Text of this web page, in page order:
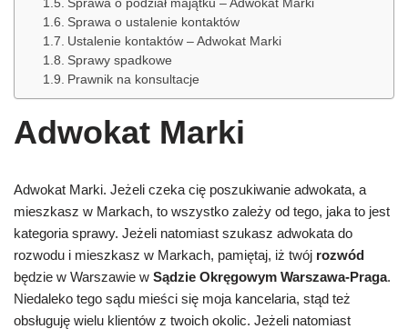
Sprawa o podział majątku – Adwokat Marki
Sprawa o ustalenie kontaktów
Ustalenie kontaktów – Adwokat Marki
Sprawy spadkowe
Prawnik na konsultacje
Adwokat Marki
Adwokat Marki. Jeżeli czeka cię poszukiwanie adwokata, a
mieszkasz w Markach, to wszystko zależy od tego, jaka to jest
kategoria sprawy. Jeżeli natomiast szukasz adwokata do
rozwodu i mieszkasz w Markach, pamiętaj, iż twój rozwód
będzie w Warszawie w Sądzie Okręgowym Warszawa-Praga.
Niedaleko tego sądu mieści się moja kancelaria, stąd też
obsługuję wielu klientów z twoich okolic. Jeżeli natomiast